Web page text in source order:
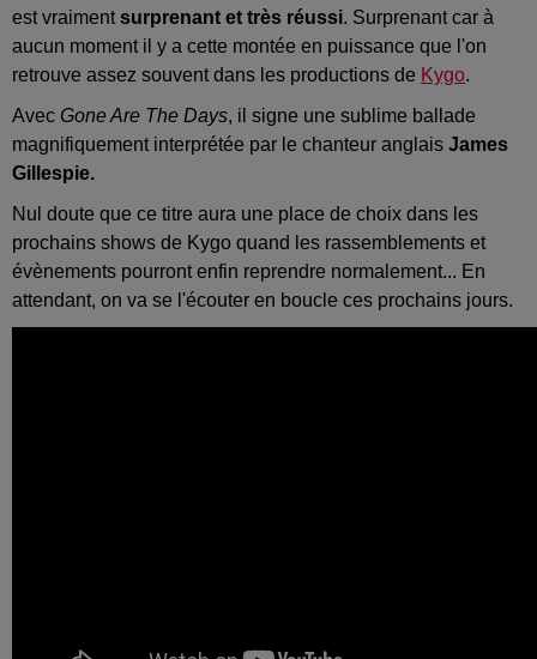
est vraimentsurprenant et très réussi. Surprenant car à
aucun moment il y a cette montée en puissance que l'on
retrouve assez souvent dans les productions de Kygo.
Avec Gone Are The Days, il signe une sublime ballade
magnifiquement interprétée par le chanteur anglais James
Gillespie.
Nul doute que ce titre aura une place de choix dans les
prochains shows de Kygo quand les rassemblements et
évènements pourront enfin reprendre normalement... En
attendant, on va se l'écouter en boucle ces prochains jours.